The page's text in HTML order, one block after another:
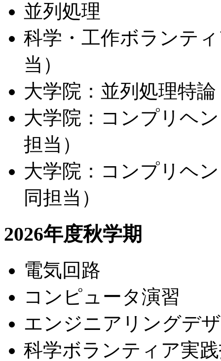
並列処理
科学・工作ボランテ
当）
大学院：並列処理特論
大学院：コンプリヘ
担当）
大学院：コンプリヘ
同担当）
2026年度秋学期
電気回路
コンピュータ演習
エンジニアリングデ
科学ボランティア実